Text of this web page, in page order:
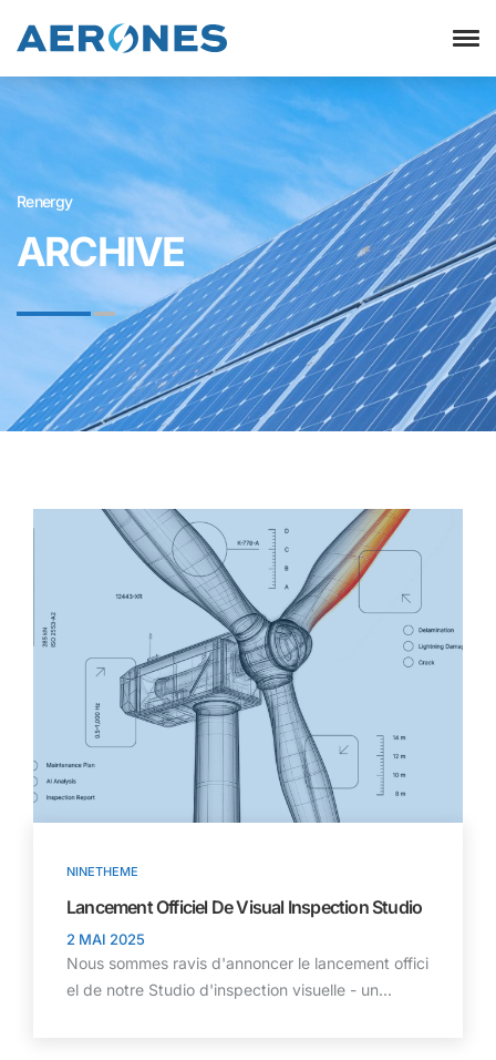
Renergy
ARCHIVE
NINETHEME
Lancement Officiel De Visual Inspection Studio
2 MAI 2025
Nous sommes ravis d'annoncer le lancement offici
el de notre Studio d'inspection visuelle - un...